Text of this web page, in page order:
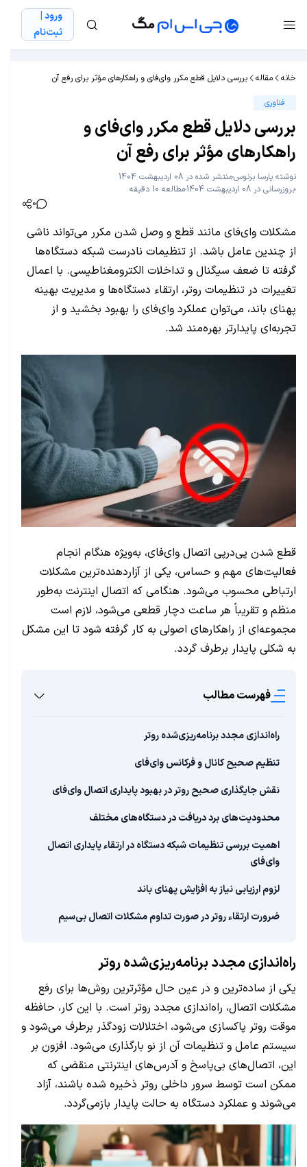
ورود |
ثبت‌نام
خانه مقاله
بررسی دلایل قطع مکرر وای‌فای و راهکارهای مؤثر برای رفع آن
فناوری
بررسی دلایل قطع مکرر وای‌فای و
راهکارهای مؤثر برای رفع آن
نوشته پارسا برنوسمنتشر شده در 08 اردیبهشت 1404
بروزرسانی در 08 اردیبهشت 1404
مطالعه 10 دقیقه
0
مشکلات وای‌فای مانند قطع و وصل شدن مکرر می‌تواند ناشی
از چندین عامل باشد. از تنظیمات نادرست شبکه دستگاه‌ها
گرفته تا ضعف سیگنال و تداخلات الکترومغناطیسی. با اعمال
تغییرات در تنظیمات روتر، ارتقاء دستگاه‌ها و مدیریت بهینه
پهنای باند، می‌توان عملکرد وای‌فای را بهبود بخشید و از
تجربه‌ای پایدارتر بهره‌مند شد.
قطع شدن پی‌درپی اتصال وای‌فای، به‌ویژه هنگام انجام
فعالیت‌های مهم و حساس، یکی از آزاردهنده‌ترین مشکلات
ارتباطی محسوب می‌شود. هنگامی که اتصال اینترنت به‌طور
منظم و تقریباً هر ساعت دچار قطعی می‌شود، لازم است
مجموعه‌ای از راهکارهای اصولی به کار گرفته شود تا این مشکل
به شکلی پایدار برطرف گردد.
فهرست مطالب
راه‌اندازی مجدد برنامه‌ریزی‌شده روتر
تنظیم صحیح کانال و فرکانس وای‌فای
نقش جایگذاری صحیح روتر در بهبود پایداری اتصال وای‌فای
محدودیت‌های برد دریافت در دستگاه‌های مختلف
اهمیت بررسی تنظیمات شبکه دستگاه در ارتقاء پایداری اتصال
وای‌فای
لزوم ارزیابی نیاز به افزایش پهنای باند
ضرورت ارتقاء روتر در صورت تداوم مشکلات اتصال بی‌سیم
راه‌اندازی مجدد برنامه‌ریزی‌شده روتر
یکی از ساده‌ترین و در عین حال مؤثرترین روش‌ها برای رفع
مشکلات اتصال، راه‌اندازی مجدد روتر است. با این کار، حافظه
موقت روتر پاکسازی می‌شود، اختلالات زودگذر برطرف می‌شود و
سیستم عامل و تنظیمات آن از نو بارگذاری می‌شود. افزون بر
این، اتصال‌های بی‌پاسخ و آدرس‌های اینترنتی منقضی که
ممکن است توسط سرور داخلی روتر ذخیره شده باشند، آزاد
می‌شوند و عملکرد دستگاه به حالت پایدار بازمی‌گردد.